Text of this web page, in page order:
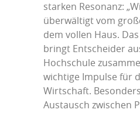
starken Resonanz:
überwältigt vom
dem vollen Haus.
bringt Entscheider
Hochschule
wichtige Impulse für
Wirtschaft.
Austausch zwischen